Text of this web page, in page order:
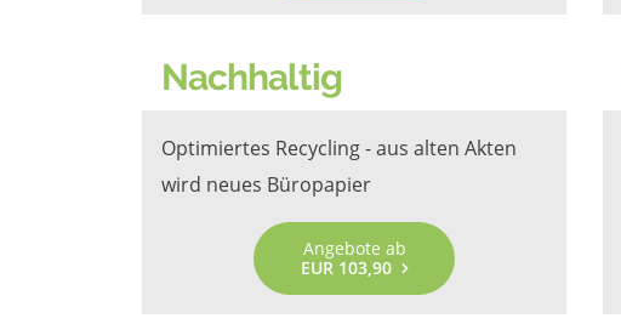
Nachhaltig
Optimiertes Recycling - aus alten Akten
wird neues Büropapier
Angebote ab
EUR 103,90